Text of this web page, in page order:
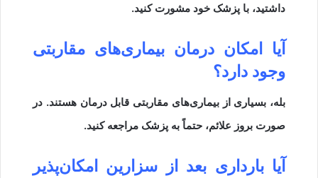
داشتید، با پزشک خود مشورت کنید.
آیا امکان درمان بیماری‌های مقاربتی
وجود دارد؟
بله، بسیاری از بیماری‌های مقاربتی قابل درمان هستند. در
صورت بروز علائم، حتماً به پزشک مراجعه کنید.
آیا بارداری بعد از سزارین امکان‌پذیر